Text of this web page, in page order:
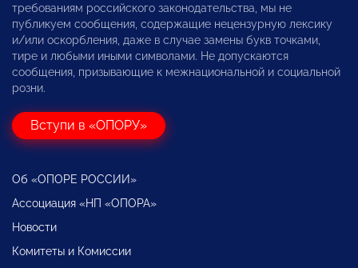
требованиям российского законодательства, мы не
публикуем сообщения, содержащие нецензурную лексику
и/или оскорбления, даже в случае замены букв точками,
тире и любыми иными символами. Не допускаются
сообщения, призывающие к межнациональной и социальной
розни.
Вступи в «ОПОРУ»
Об «ОПОРЕ РОССИИ»
Ассоциация «НП «ОПОРА»
Новости
Комитеты и Комиссии